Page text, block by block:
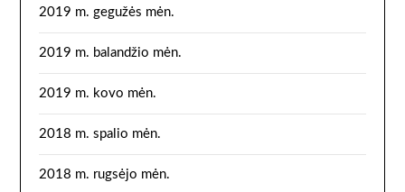
2019 m. gegužės mėn.
2019 m. balandžio mėn.
2019 m. kovo mėn.
2018 m. spalio mėn.
2018 m. rugsėjo mėn.